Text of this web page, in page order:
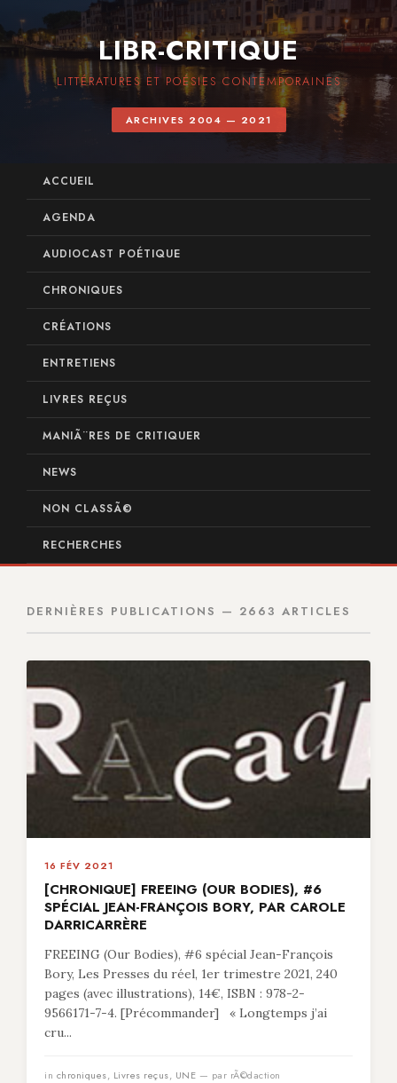
LIBR-CRITIQUE
LITTÉRATURES ET POÉSIES CONTEMPORAINES
ARCHIVES 2004 — 2021
ACCUEIL
AGENDA
AUDIOCAST POÉTIQUE
CHRONIQUES
CRÉATIONS
ENTRETIENS
LIVRES REÇUS
MANIÃ¨RES DE CRITIQUER
NEWS
NON CLASSÃ©
RECHERCHES
DERNIÈRES PUBLICATIONS — 2663 ARTICLES
16 FÉV 2021
[CHRONIQUE] FREEING (OUR BODIES), #6
SPÉCIAL JEAN-FRANÇOIS BORY, PAR CAROLE
DARRICARRÈRE
FREEING (Our Bodies), #6 spécial Jean-François
Bory, Les Presses du réel, 1er trimestre 2021, 240
pages (avec illustrations), 14€, ISBN : 978-2-
9566171-7-4. [Précommander] « Longtemps j’ai
cru...
in chroniques, Livres reçus, UNE — par rÃ©daction